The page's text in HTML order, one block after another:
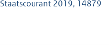
Staatscourant 2019, 14879